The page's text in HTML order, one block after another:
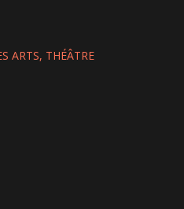
ARTS THÉÂTRE